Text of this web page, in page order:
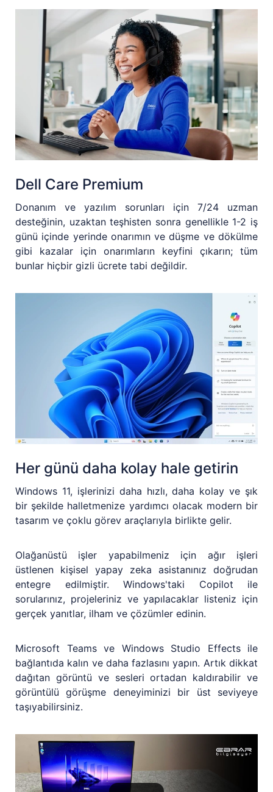
Dell Care Premium
Donanım ve yazılım sorunları için 7/24 uzman
desteğinin, uzaktan teşhisten sonra genellikle 1-2 iş
günü içinde yerinde onarımın ve düşme ve dökülme
gibi kazalar için onarımların keyfini çıkarın; tüm
bunlar hiçbir gizli ücrete tabi değildir.
Her günü daha kolay hale getirin
Windows 11, işlerinizi daha hızlı, daha kolay ve şık
bir şekilde halletmenize yardımcı olacak modern bir
tasarım ve çoklu görev araçlarıyla birlikte gelir.
Olağanüstü işler yapabilmeniz için ağır işleri
üstlenen kişisel yapay zeka asistanınız doğrudan
entegre edilmiştir. Windows'taki Copilot ile
sorularınız, projeleriniz ve yapılacaklar listeniz için
gerçek yanıtlar, ilham ve çözümler edinin.
Microsoft Teams ve Windows Studio Effects ile
bağlantıda kalın ve daha fazlasını yapın. Artık dikkat
dağıtan görüntü ve sesleri ortadan kaldırabilir ve
görüntülü görüşme deneyiminizi bir üst seviyeye
taşıyabilirsiniz.